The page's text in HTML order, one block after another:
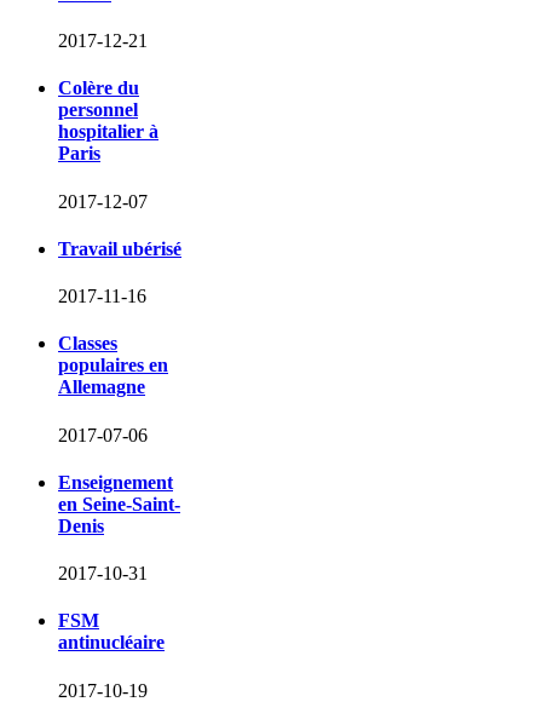
2017-12-21
Colère du
personnel
hospitalier à
Paris
2017-12-07
Travail ubérisé
2017-11-16
Classes
populaires en
Allemagne
2017-07-06
Enseignement
en Seine-Saint-
Denis
2017-10-31
FSM
antinucléaire
2017-10-19